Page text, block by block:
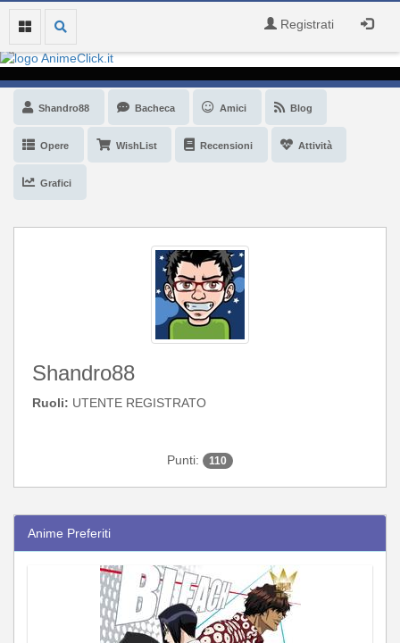
Registrati
Shandro88 Bacheca Amici Blog
Opere WishList Recensioni Attività
Grafici
Shandro88
Ruoli: UTENTE REGISTRATO
Punti: 110
Anime Preferiti